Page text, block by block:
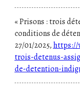
« Prisons : trois
conditions de
27/01/2025,https://
trois-detenus-
de-detention-